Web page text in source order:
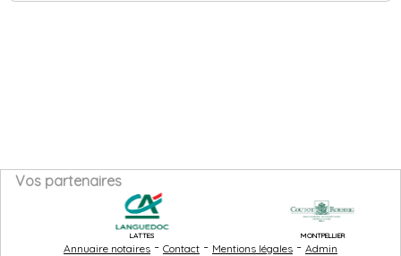
Vos partenaires
LATTES MONTPELLIER
Annuaire notaires - Contact - Mentions légales - Admin